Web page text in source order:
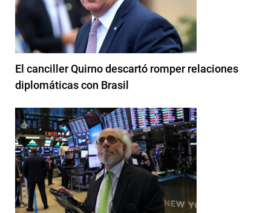
El canciller Quirno descartó romper relaciones
diplomáticas con Brasil